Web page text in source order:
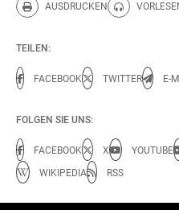
AUSDRUCKEN
Diese Seite drucken.
Diese
TEILEN:
FACEBOOK TWITTER E-
FOLGEN SIE UNS:
FACEBOOK X YOUTUBE
WIKIPEDIA
RSS